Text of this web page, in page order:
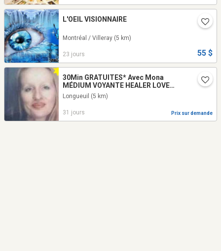
L'OEIL VISIONNAIRE
Montréal / Villeray (5 km)
23 jours 55 $
30Min GRATUITES* Avec Mona
MÉDIUM VOYANTE HEALER LOVE
PSYCHIC READING FRANCE QUÉBEC
Longueuil (5 km)
31 jours Prix sur demande